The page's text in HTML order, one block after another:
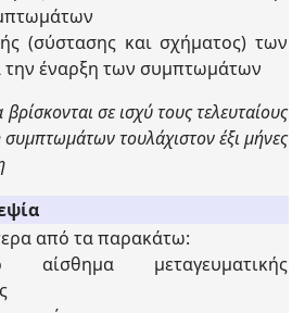
(σύστασης και σχήματος) των
έναρξη των συμπτωμάτων
σε ισχύ τους τελευταίους
συμπτωμάτων τουλάχιστον έξι μήνες
από τα παρακάτω:
αίσθημα μεταγευματικής